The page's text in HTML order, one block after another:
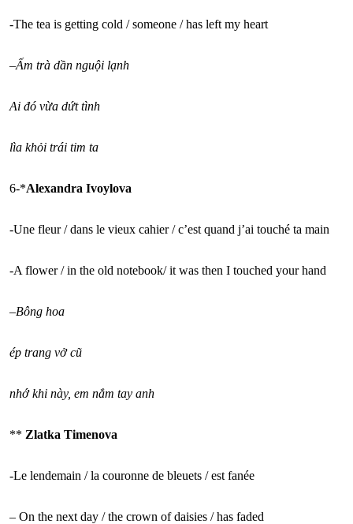
-The tea is getting cold / someone / has left my heart
–Ấm trà dần nguội lạnh
Ai đó vừa dứt tình
lìa khỏi trái tim ta
6-*Alexandra Ivoylova
-Une fleur / dans le vieux cahier / c’est quand j’ai touché ta main
-A flower / in the old notebook/ it was then I touched your hand
–Bông hoa
ép trang vở cũ
nhớ khi này, em nắm tay anh
** Zlatka Timenova
-Le lendemain / la couronne de bleuets / est fanée
– On the next day / the crown of daisies / has faded